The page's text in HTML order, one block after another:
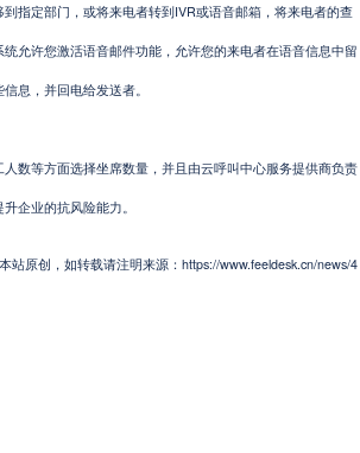
定部门，或将来电者转到IVR或语音邮箱，将来电者的查
允许您激活语音邮件功能，允许您的来电者在语音信息中留
息，并回电给发送者。
等方面选择坐席数量，并且由云呼叫中心服务提供商负责
企业的抗风险能力。
原创，如转载请注明来源：https://www.feeldesk.cn/news/4